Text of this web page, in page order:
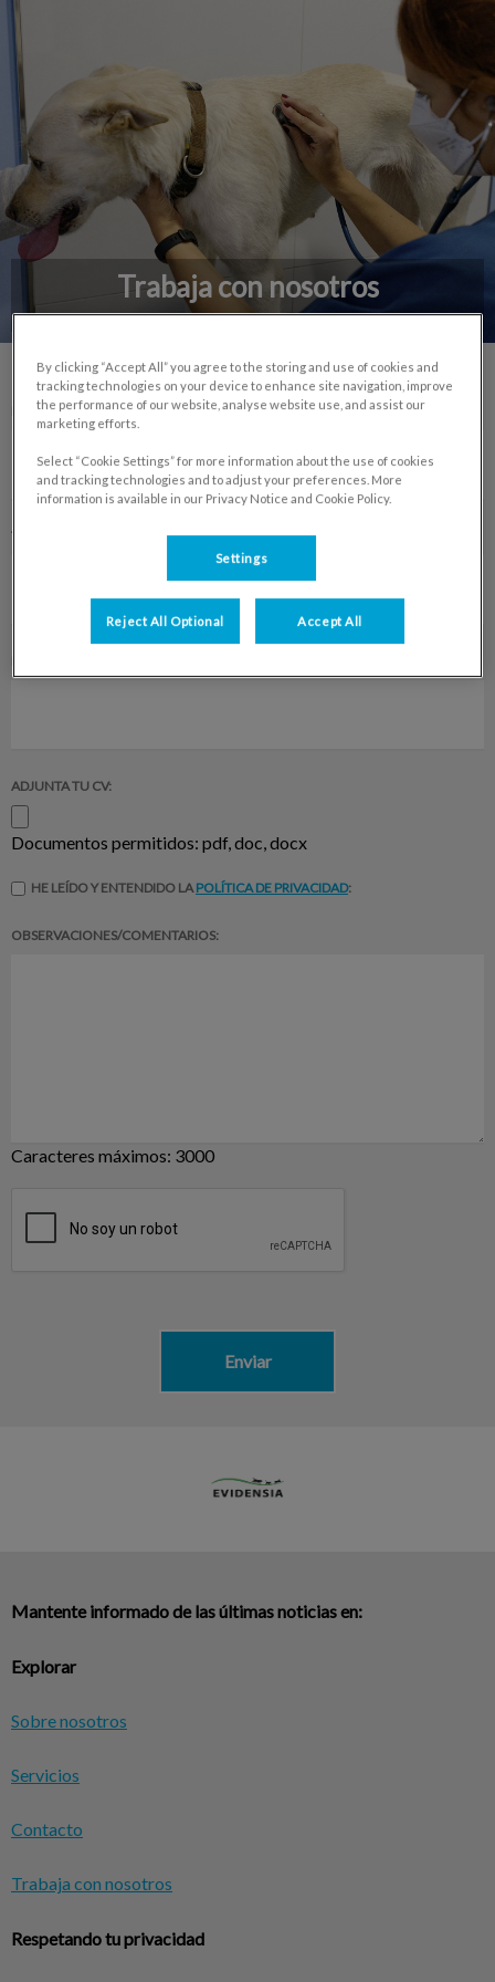
Trabaja con nosotros
NOMBRE COMPLETO:
TELÉFONO:
ADJUNTA TU CV:
Documentos permitidos: pdf, doc, docx
HE LEÍDO Y ENTENDIDO LAPOLÍTICA DE PRIVACIDAD:
OBSERVACIONES/COMENTARIOS:
Caracteres máximos: 3000
Explorar
Sobre nosotros
Servicios
Contacto
Trabaja con nosotros
Respetando tu privacidad
Mantente informado de las últimas noticias en:
By clicking “Accept All” you agree to the storing and use of cookies and
tracking technologies on your device to enhance site navigation, improve
the performance of our website, analyse website use, and assist our
marketing efforts.
Select “Cookie Settings” for more information about the use of cookies
and tracking technologies and to adjust your preferences. More
information is available in our Privacy Notice and Cookie Policy.
Settings
Reject All Optional Accept All